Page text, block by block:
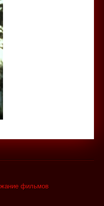
фильмов